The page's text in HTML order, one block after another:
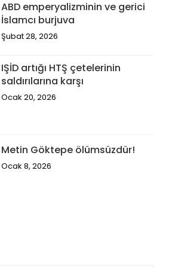
ABD emperyalizminin ve gerici
İslamcı burjuva
Şubat 28, 2026
IŞİD artığı HTŞ çetelerinin
saldırılarına karşı
Ocak 20, 2026
Metin Göktepe ölümsüzdür!
Ocak 8, 2026